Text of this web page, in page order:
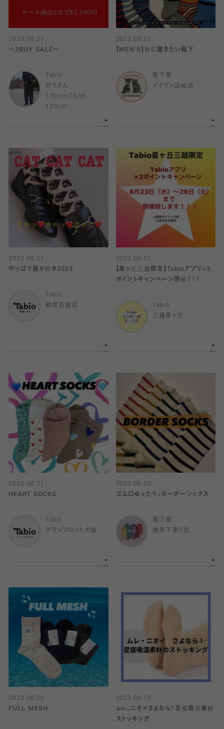
2023.08.21
ー2BUY SALEー
Tabio
ガラさん
170cm/26cm
170cm
2023.08.21
【MEN'S】秋に履きたい靴下
靴下屋
メイワン浜松店
2023.08.21
やっぱり猫が好き2023
Tabio
鶴屋百貨店
2023.08.21
【星ヶ丘三越限定】Tabioアプリ×3
ポイントキャンペーン開催！！！
Tabio
三越星ヶ丘
2023.08.21
HEART SOCKS
Tabio
グランフロント大阪
2023.08.20
ゴム口ゆったり♪ボーダーソックス
靴下屋
熊本下通り店
2023.08.20
FULL MESH
2023.08.19
ムレ、ニオイさよなら！足底吸湿素材
ストッキング